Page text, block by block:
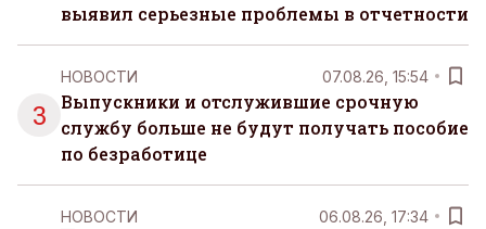
выявил серьезные проблемы в отчетности
3
НОВОСТИ 07.08.26, 15:54
Выпускники и отслужившие срочную
службу больше не будут получать пособие
по безработице
НОВОСТИ 06.08.26, 17:34